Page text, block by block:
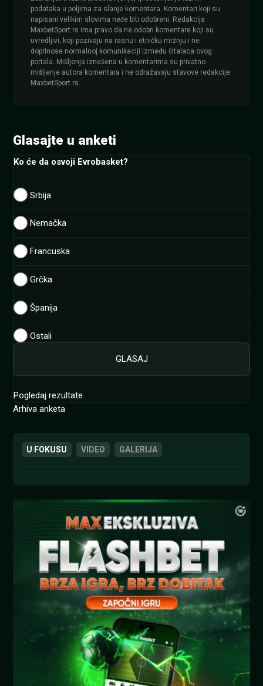
podataka u poljima za slanje komentara. Komentari koji su
napisani velikim slovima neće biti odobreni. Redakcija
MaxbetSport.rs ima pravo da ne odobri komentare koji su
uvredljivi, koji pozivaju na rasnu i etničku mržnju i ne
doprinose normalnoj komunikaciji između čitalaca ovog
portala. Mišljenja iznešena u komentarima su privatno
mišljenje autora komentara i ne odražavaju stavove redakcije
MaxbetSport.rs.
Glasajte u anketi
Ko će da osvoji Evrobasket?
Srbija
Nemačka
Francuska
Grčka
Španija
Ostali
Pogledaj rezultate
Arhiva anketa
U FOKUSU VIDEO GALERIJA